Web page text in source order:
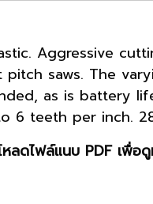
Aggressive
saws. The
as is battery
teeth per inch.
ลดไฟล์แนบ PDF เพื่อ